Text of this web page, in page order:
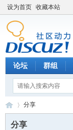
设为首页 收藏本站
论坛 群组
分享
分享